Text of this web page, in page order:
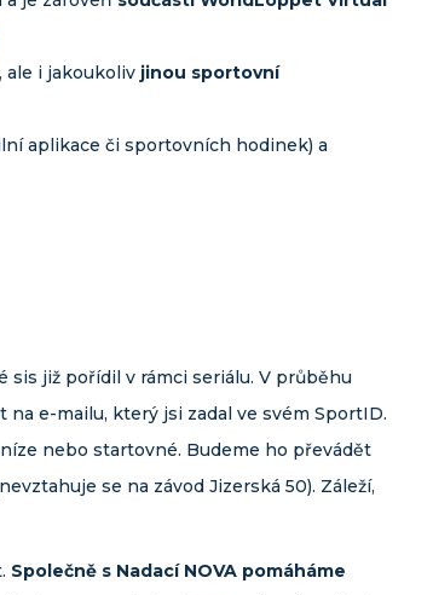
, ale i jakoukoliv jinou sportovní
aplikace či sportovních hodinek) a
sis již pořídil v rámci seriálu. V průběhu
e-mailu, který jsi zadal ve svém SportID.
nebo startovné. Budeme ho převádět
se na závod Jizerská 50). Záleží,
Společně s Nadací NOVA pomáháme